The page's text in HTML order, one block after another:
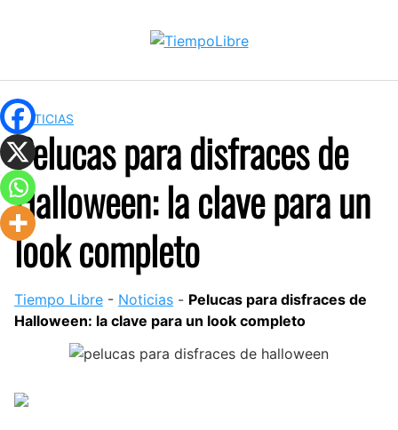
NOTICIAS
Pelucas para disfraces de
Halloween: la clave para un
look completo
Tiempo Libre - Noticias - Pelucas para disfraces de
Halloween: la clave para un look completo